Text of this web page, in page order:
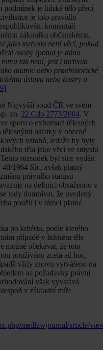
podmínek je lidské tělo přeci
je toto pravidlo
komentáři
zákoníku občanskému,
jako mrtvola není věcí, pokud
osoby (potud je dáno
tak není, jest i mrtvola
mumie nebo praehistorické
ústavu nebo kostry a
Nejvyšší soud ČR ve svém
zn. 22 Cdo 2773/2004. V
sporu o exhumaci tělesných
ostatky v obecné
vztahů, ledaže by byly
těla jako věci ve smyslu
rozsudek byl sice vydán
1964 Sb., avšak platný
právního statusu
na definici obsaženou v
tedy domnívat, že uvedený
použít i v rámci platné
po kritériu, podle kterého
případě v lidském těle
možné očekávat, že toto
používáno zcela ad hoc,
vždy znovu vytvářeno na
na požadavky právní
však vyvstává
v základní míře
medlawjournal/article/